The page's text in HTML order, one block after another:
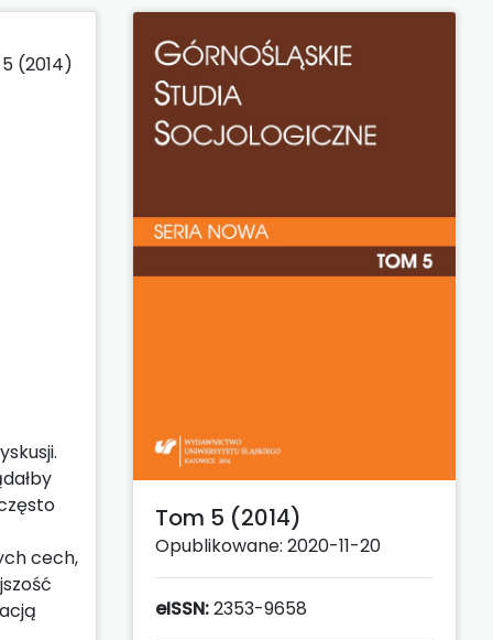
(2014)
cech,
Tom 5 (2014)
Opublikowane: 2020-11-20
eISSN:2353-9658